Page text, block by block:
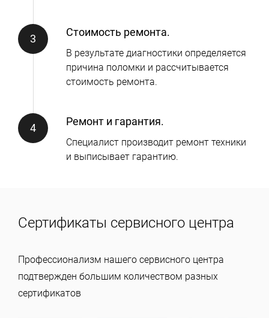
Стоимость ремонта.
В результате диагностики определяется
причина поломки и рассчитывается
стоимость ремонта.
Ремонт и гарантия.
Специалист производит ремонт техники
и выписывает гарантию.
Сертификаты сервисного центра
Профессионализм нашего сервисного центра
подтвержден большим количеством разных
сертификатов